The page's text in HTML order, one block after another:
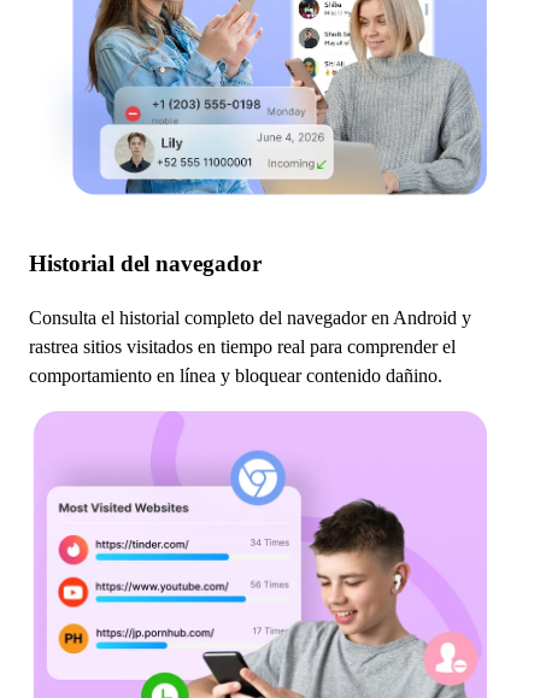
Historial del navegador
Consulta el historial completo del navegador en Android y
rastrea sitios visitados en tiempo real para comprender el
comportamiento en línea y bloquear contenido dañino.